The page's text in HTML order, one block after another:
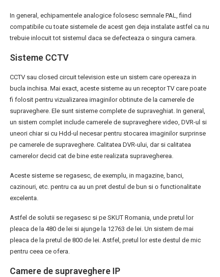
In general, echipamentele analogice folosesc semnale PAL, fiind
compatibile cu toate sistemele de acest gen deja instalate astfel ca nu
trebuie inlocuit tot sistemul daca se defecteaza o singura camera.
Sisteme CCTV
CCTV sau closed circuit television este un sistem care opereaza in
bucla inchisa. Mai exact, aceste sisteme au un receptor TV care poate
fi folosit pentru vizualizarea imaginilor obtinute de la camerele de
supraveghere. Ele sunt sisteme complete de supraveghiat. In general,
un sistem complet include camerele de supraveghere video, DVR-ul si
uneori chiar si cu Hdd-ul necesar pentru stocarea imaginilor surprinse
pe camerele de supraveghere. Calitatea DVR-ului, dar si calitatea
camerelor decid cat de bine este realizata supravegherea.
Aceste sisteme se regasesc, de exemplu, in magazine, banci,
cazinouri, etc. pentru ca au un pret destul de bun si o functionalitate
excelenta.
Astfel de solutii se regasesc si pe SKUT Romania, unde pretul lor
pleaca de la 480 de lei si ajunge la 12763 de lei. Un sistem de mai
pleaca de la pretul de 800 de lei. Astfel, pretul lor este destul de mic
pentru ceea ce ofera.
Camere de supraveghere IP